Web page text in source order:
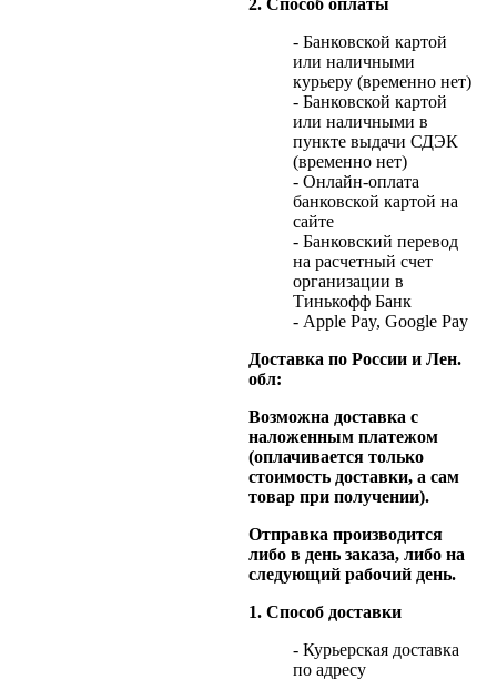
- Банковской картой
или наличными
курьеру (временно нет)
- Банковской картой
или наличными в
пункте выдачи СДЭК
(временно нет)
- Онлайн-оплата
банковской картой на
сайте
- Банковский перевод
на расчетный счет
организации в
Тинькофф Банк
- Apple Pay, Google Pay
Доставка по России и Лен.
обл:
Возможна доставка с
наложенным платежом
(оплачивается только
стоимость доставки, а сам
товар при получении).
Отправка производится
либо в день заказа, либо на
следующий рабочий день.
1. Способ доставки
- Курьерская доставка
по адресу